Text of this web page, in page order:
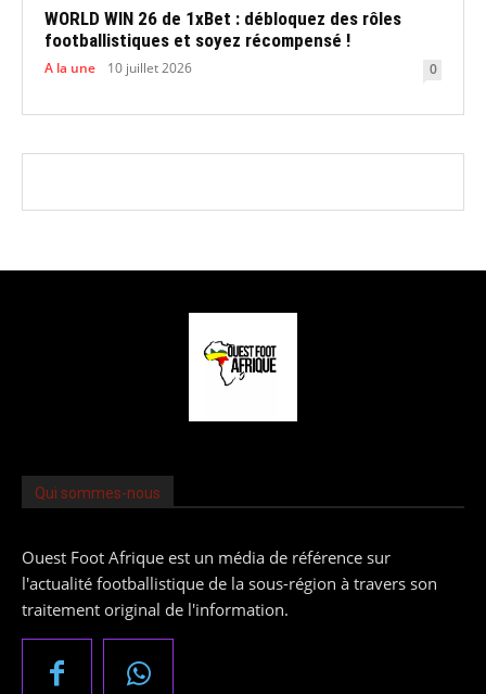
WORLD WIN 26 de 1xBet : débloquez des rôles
footballistiques et soyez récompensé !
A la une 10 juillet 2026 0
Qui sommes-nous
Ouest Foot Afrique est un média de référence sur
l'actualité footballistique de la sous-région à travers son
traitement original de l'information.